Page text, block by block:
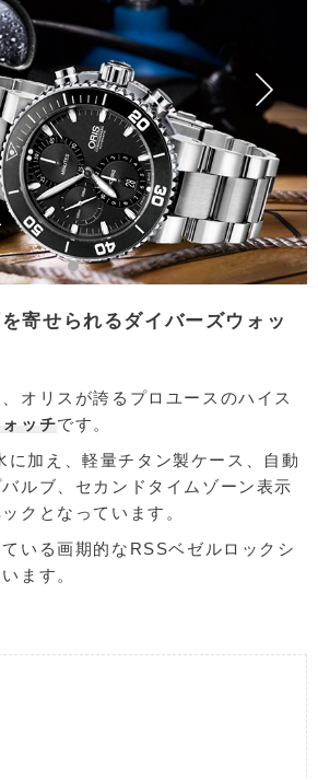
寄せられるダイバーズウォッ
、オリスが誇るプロユースのハイス
ッチです。
に加え、軽量チタン製ケース、自動
ルブ、セカンドタイムゾーン表示
クとなっています。
いる画期的なRSSベゼルロックシ
ます。